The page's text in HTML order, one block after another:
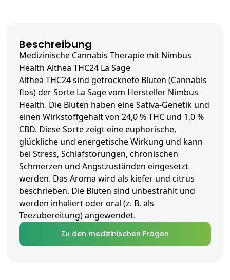
Beschreibung
Medizinische Cannabis Therapie mit Nimbus
Health Althea THC24 La Sage
Althea THC24 sind getrocknete Blüten (Cannabis
flos) der Sorte La Sage vom Hersteller Nimbus
Health. Die Blüten haben eine Sativa-Genetik und
einen Wirkstoffgehalt von 24,0 % THC und 1,0 %
CBD. Diese Sorte zeigt eine euphorische,
glückliche und energetische Wirkung und kann
bei Stress, Schlafstörungen, chronischen
Schmerzen und Angstzuständen eingesetzt
werden. Das Aroma wird als kiefer und citrus
beschrieben. Die Blüten sind unbestrahlt und
werden inhaliert oder oral (z. B. als
Teezubereitung) angewendet.
Zu den medizinischen Fragen